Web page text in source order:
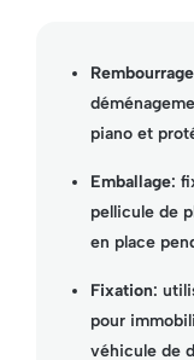
Rembourrage
piano et
Emballage:
pellicule de
en place
Fixation:
pour
véhicule de